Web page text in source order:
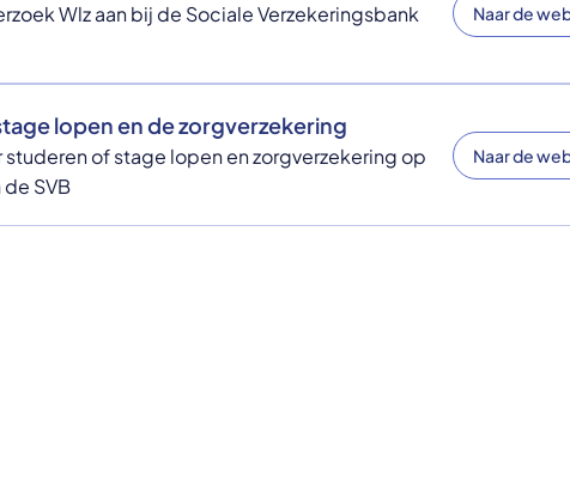
Wlz aan bij de Sociale Verzekeringsbank
Naar de
lopen en de zorgverzekering
studeren of stage lopen en zorgverzekering op
SVB
Naar de